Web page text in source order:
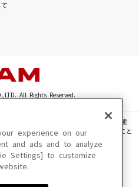
All Rights Reserved.
画像・写真・動画・音声等を、手段や形態
無断で複製、転載、ファイル化などすること
いただけない場合があります。
変更になる場合があります。
experience on our
and ads and to analyze
Settings] to customize